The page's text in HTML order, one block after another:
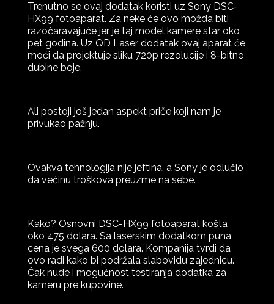
Trenutno se ovaj dodatak koristi uz Sony DSC-
HX99 fotoaparat. Za neke će ovo možda biti
razočaravajuće jer je taj model kamere star oko
pet godina. Uz QD Laser dodatak ovaj aparat će
moći da projektuje sliku 720p rezolucije i 8-bitne
dubine boje.
Ali postoji još jedan aspekt priče koji nam je
privukao pažnju.
Ovakva tehnologija nije jeftina, a Sony je odlučio
da većinu troškova preuzme na sebe.
Kako? Osnovni DSC-HX99 fotoaparat košta
oko 475 dolara. Sa laserskim dodatkom puna
cena je svega 600 dolara. Kompanija tvrdi da
ovo radi kako bi podržala slabovidu zajednicu.
Čak nude i mogućnost testiranja dodatka za
kameru pre kupovine.